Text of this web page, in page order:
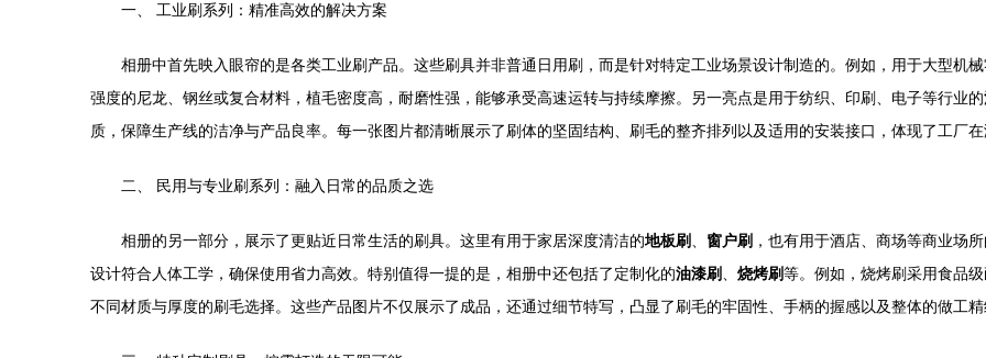
一、 工业刷系列：精准高效的解决方案
相册中首先映入眼帘的是各类工业刷产品。这些刷具并非普通日用刷，而是针对特定工业场景设计制造的。例如，用于大型机
强度的尼龙、钢丝或复合材料，植毛密度高，耐磨性强，能够承受高速运转与持续摩擦。另一亮点是用于纺织、印刷、电子等行业的
质，保障生产线的洁净与产品良率。每一张图片都清晰展示了刷体的坚固结构、刷毛的整齐排列以及适用的安装接口，体现了工厂
二、 民用与专业刷系列：融入日常的品质之选
相册的另一部分，展示了更贴近日常生活的刷具。这里有用于家居深度清洁的地板刷 窗户刷 ，也有用于酒店、商场等商业场
设计符合人体工学，确保使用省力高效。特别值得一提的是，相册中还包括了定制化的油漆刷 烧烤刷等。例如，烧烤刷采用食品
不同材质与厚度的刷毛选择。这些产品图片不仅展示了成品，还通过细节特写，凸显了刷毛的牢固性、手柄的握感以及整体的做工